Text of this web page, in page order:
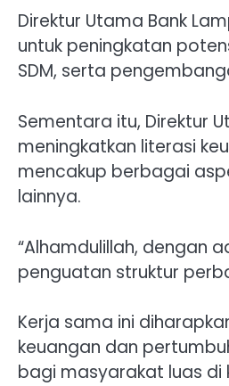
Direktur Utama Bank
untuk peningkatan
SDM, serta
Sementara itu, Direktur
meningkatkan literasi
mencakup berbagai
lainnya.
“Alhamdulillah, dengan
penguatan struktur
Kerja sama ini
keuangan dan
bagi masyarakat luas di